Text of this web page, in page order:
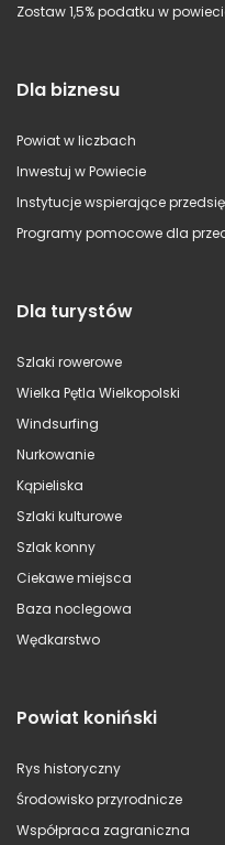
Zostaw 1,5% podatku w
Dla biznesu
Powiat w liczbach
Inwestuj w Powiecie
Instytucje wspierające
Programy pomocowe dla
Dla turystów
Szlaki rowerowe
Wielka Pętla Wielkopolski
Windsurfing
Nurkowanie
Kąpieliska
Szlaki kulturowe
Szlak konny
Ciekawe miejsca
Baza noclegowa
Wędkarstwo
Powiat koniński
Rys historyczny
Środowisko przyrodnicze
Współpraca zagraniczna